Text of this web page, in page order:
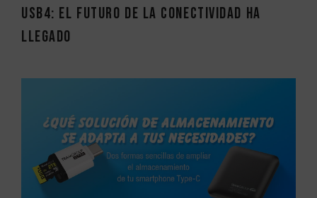
USB4: el futuro de la conectividad ha
llegado